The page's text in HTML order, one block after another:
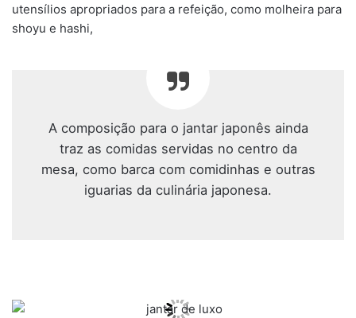
utensílios apropriados para a refeição, como molheira para
shoyu e hashi,
A composição para o jantar japonês ainda
traz as comidas servidas no centro da
mesa, como barca com comidinhas e outras
iguarias da culinária japonesa.